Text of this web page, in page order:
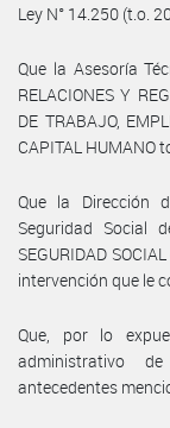
Ley N° 14.250 (t.o.
Que la Asesoría
RELACIONES Y
DE TRABAJO,
CAPITAL HUMANO
Que la Dirección
Seguridad Social
SEGURIDAD
intervención que le
Que, por lo
administrativo
antecedentes